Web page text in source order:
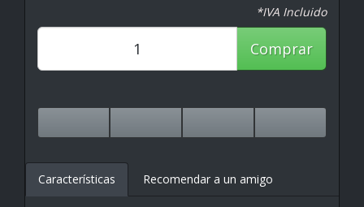
*IVA Incluido
Comprar
Características Recomendar a un amigo